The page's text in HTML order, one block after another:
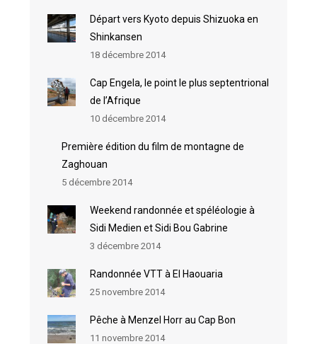
Départ vers Kyoto depuis Shizuoka en
Shinkansen
18 décembre 2014
Cap Engela, le point le plus septentrional
de l’Afrique
10 décembre 2014
Première édition du film de montagne de
Zaghouan
5 décembre 2014
Weekend randonnée et spéléologie à
Sidi Medien et Sidi Bou Gabrine
3 décembre 2014
Randonnée VTT à El Haouaria
25 novembre 2014
Pêche à Menzel Horr au Cap Bon
11 novembre 2014